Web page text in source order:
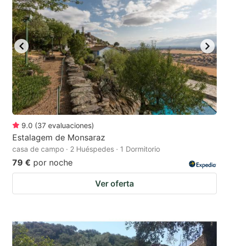
9.0 (37 evaluaciones)
Estalagem de Monsaraz
casa de campo · 2 Huéspedes · 1 Dormitorio
79 € por noche
Ver oferta